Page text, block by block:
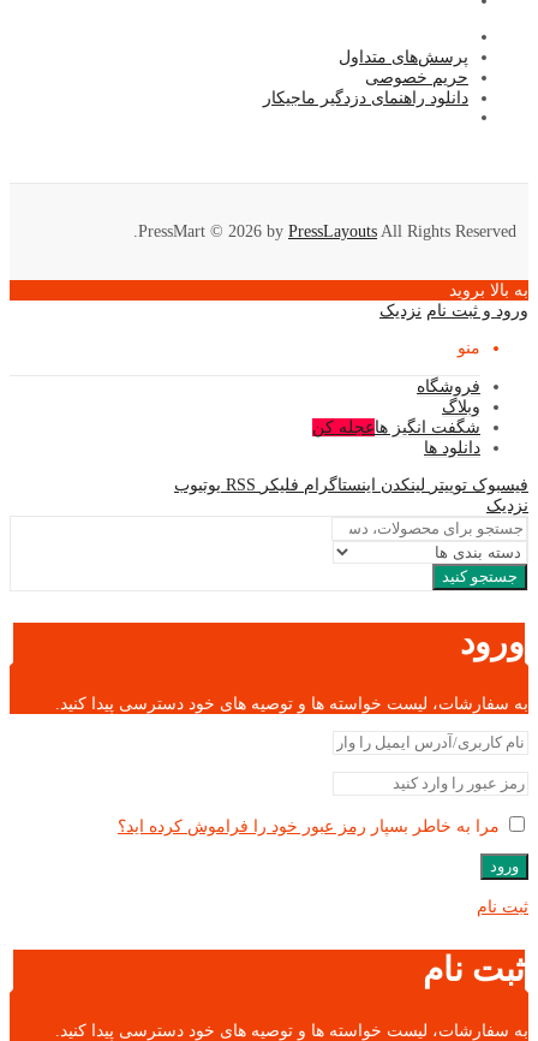
پرسش‌های متداول
حریم خصوصی
دانلود راهنمای دزدگیر ماجیکار
PressMart © 2026 by PressLayouts All Rights Reserved.
به بالا بروید
ورود و ثبت نام نزدیک
منو
فروشگاه
وبلاگ
شگفت انگیز هاعجله کن
دانلود ها
فیسبوک توییتر لینکدن اینستاگرام فلیکر RSS یوتیوب
نزدیک
جستجو کنید
ورود
به سفارشات، لیست خواسته ها و توصیه های خود دسترسی پیدا کنید.
مرا به خاطر بسپار رمز عبور خود را فراموش کرده اید؟
ورود
ثبت نام
ثبت نام
به سفارشات، لیست خواسته ها و توصیه های خود دسترسی پیدا کنید.